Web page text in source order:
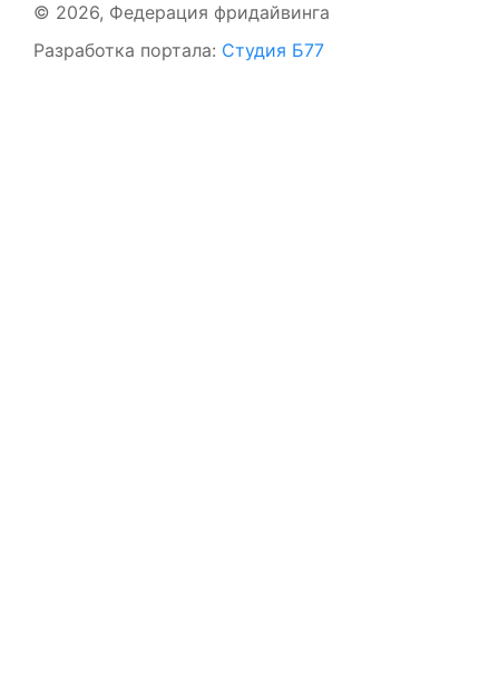
© 2026, Федерация фридайвинга
Разработка портала: Студия Б77